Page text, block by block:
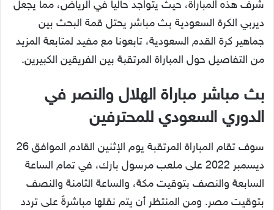
شرف هذه المباراة، حيث يتواجد حالياً في الرياض، مما يجعل
ديربي الكرة السعودية بث مباشر يحتل قمة البحث بين
جماهير كرة القدم السعودية، تابعونا مع مفيد لمتابعة المزيد
من التفاصيل حول المباراة المرتقبة بين الفريقين الكبيرين.
بث مباشر مباراة الهلال والنصر في
الدوري السعودي للمحترفين
سوف تقام المباراة المرتقبة يوم الإثنين القادم الموافق 26
ديسمبر 2022 على ملعب مرسول بارك، في تمام الساعة
السابعة والنصف بتوقيت مكة، والساعة الثامنة والنصف
بتوقيت مصر. ومن المنتظر أن يتم نقلها مباشرةً على تردد